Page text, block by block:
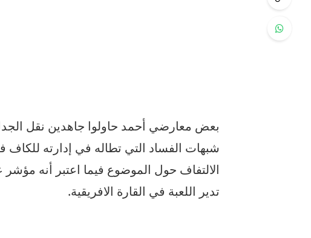
بعض معارضي أحمد حاولوا جاهدين نقل
شبهات الفساد التي تطاله في إدارته للكاف
الالتفاف حول الموضوع فيما اعتبر أنه
تدير اللعبة في القارة الافريقية.